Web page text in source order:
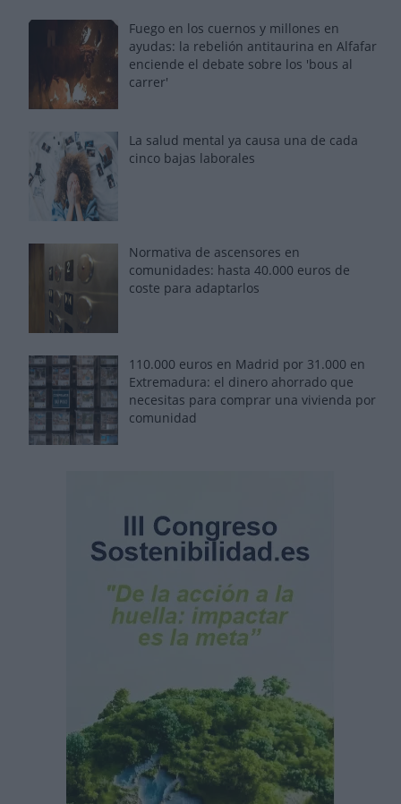
Fuego en los cuernos y millones en
ayudas: la rebelión antitaurina en Alfafar
enciende el debate sobre los 'bous al
carrer'
La salud mental ya causa una de cada
cinco bajas laborales
Normativa de ascensores en
comunidades: hasta 40.000 euros de
coste para adaptarlos
110.000 euros en Madrid por 31.000 en
Extremadura: el dinero ahorrado que
necesitas para comprar una vivienda por
comunidad